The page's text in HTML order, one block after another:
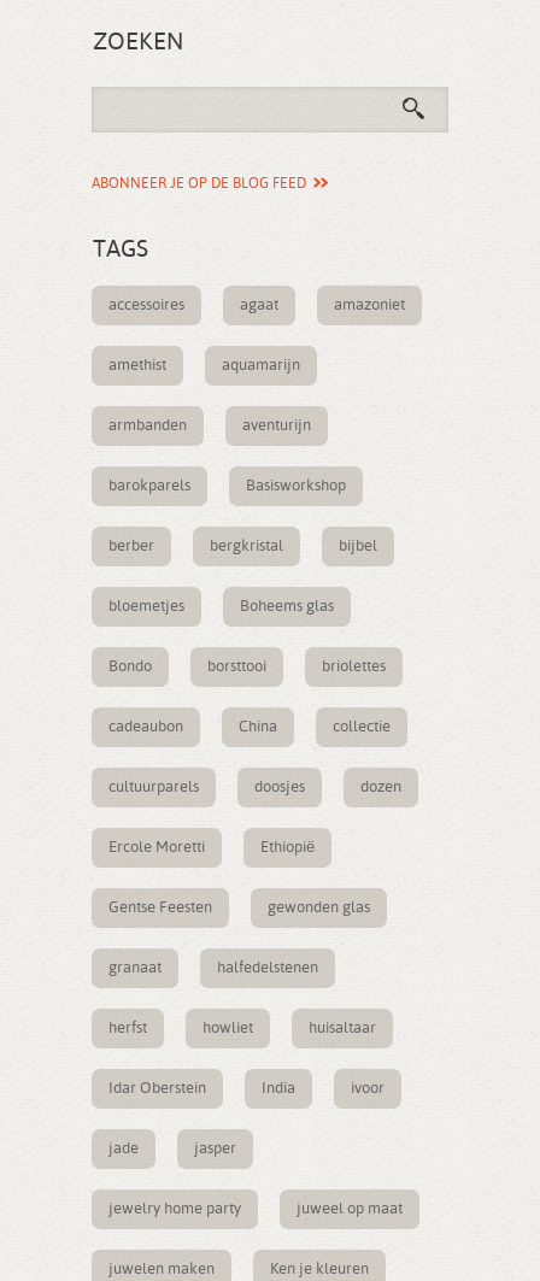
ZOEKEN
ABONNEER JE OP DE BLOG FEED
TAGS
accessoires agaat amazoniet
amethist aquamarijn
armbanden aventurijn
barokparels Basisworkshop
berber bergkristal bijbel
bloemetjes Boheems glas
Bondo borsttooi briolettes
cadeaubon China collectie
cultuurparels doosjes dozen
Ercole Moretti Ethiopië
Gentse Feesten gewonden glas
granaat halfedelstenen
herfst howliet huisaltaar
Idar Oberstein India ivoor
jade jasper
jewelry home party juweel op maat
juwelen maken Ken je kleuren